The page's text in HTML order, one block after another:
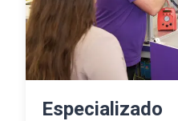
Especializado